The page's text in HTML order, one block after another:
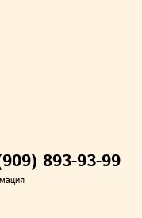
это залог
ослепительной
893-93-99